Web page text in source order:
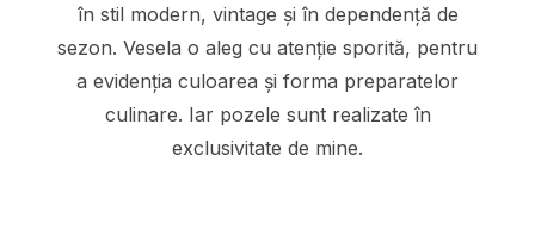
în stil modern, vintage și în dependență de
sezon. Vesela o aleg cu atenție sporită, pentru
a evidenția culoarea și forma preparatelor
culinare. Iar pozele sunt realizate în
exclusivitate de mine.